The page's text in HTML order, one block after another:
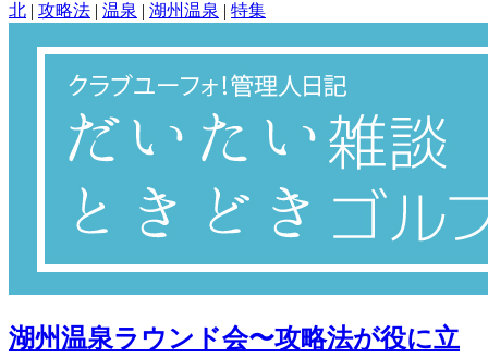
北 | 攻略法 | 温泉 | 湖州温泉 | 特集
湖州温泉ラウンド会〜攻略法が役に立